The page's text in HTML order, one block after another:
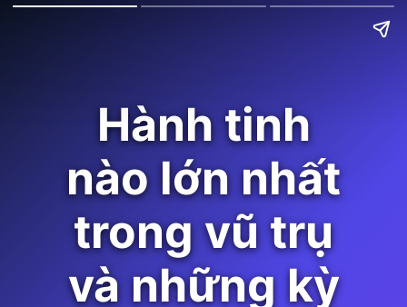
Hành tinh
nào lớn nhất
trong vũ trụ
và những kỳ